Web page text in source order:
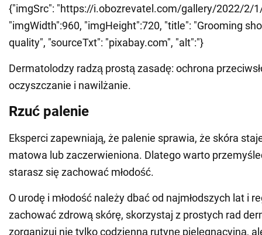
{"imgSrc": "https://i.obozrevatel.com/gallery/2022/2/
"imgWidth":960, "imgHeight":720, "title": "Grooming
quality", "sourceTxt": "pixabay.com", "alt":"}
Dermatolodzy radzą prostą zasadę: ochrona
oczyszczanie i nawilżanie.
Rzuć palenie
Eksperci zapewniają, że palenie sprawia, że skóra
matowa lub zaczerwieniona. Dlatego warto
starasz się zachować młodość.
O urodę i młodość należy dbać od najmłodszych lat i
zachować zdrową skórę, skorzystaj z prostych rad
zorganizuj nie tylko codzienną rutynę pielęgnacyjną,